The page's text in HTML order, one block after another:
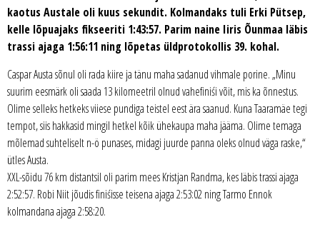
kaotus Austale oli kuus sekundit. Kolmandaks tuli Erki Pütsep,
kelle lõpuajaks fikseeriti 1:43:57. Parim naine Iiris Õunmaa läbis
trassi ajaga 1:56:11 ning lõpetas üldprotokollis 39. kohal.
Caspar Austa sõnul oli rada kiire ja tänu maha sadanud vihmale porine. „Minu
suurim eesmärk oli saada 13 kilomeetril olnud vahefiniśi võit, mis ka õnnestus.
Olime selleks hetkeks viiese pundiga teistel eest ära saanud. Kuna Taaramäe tegi
tempot, siis hakkasid mingil hetkel kõik ühekaupa maha jääma. Olime temaga
mõlemad suhteliselt n-ö punases, midagi juurde panna oleks olnud väga raske,“
ütles Austa.
XXL-sõidu 76 km distantsil oli parim mees Kristjan Randma, kes läbis trassi ajaga
2:52:57. Robi Niit jõudis finiśisse teisena ajaga 2:53:02 ning Tarmo Ennok
kolmandana ajaga 2:58:20.